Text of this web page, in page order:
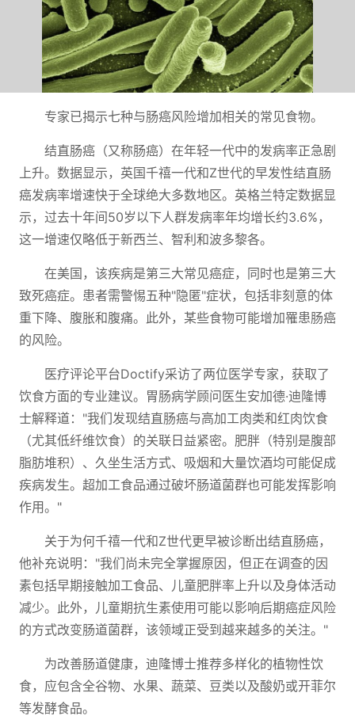
专家已揭示七种与肠癌风险增加相关的常见食物。
结直肠癌（又称肠癌）在年轻一代中的发病率正急剧
上升。数据显示，英国千禧一代和Z世代的早发性结直肠
癌发病率增速快于全球绝大多数地区。英格兰特定数据显
示，过去十年间50岁以下人群发病率年均增长约3.6%，
这一增速仅略低于新西兰、智利和波多黎各。
在美国，该疾病是第三大常见癌症，同时也是第三大
致死癌症。患者需警惕五种"隐匿"症状，包括非刻意的体
重下降、腹胀和腹痛。此外，某些食物可能增加罹患肠癌
的风险。
医疗评论平台Doctify采访了两位医学专家，获取了
饮食方面的专业建议。胃肠病学顾问医生安加德·迪隆博
士解释道："我们发现结直肠癌与高加工肉类和红肉饮食
（尤其低纤维饮食）的关联日益紧密。肥胖（特别是腹部
脂肪堆积）、久坐生活方式、吸烟和大量饮酒均可能促成
疾病发生。超加工食品通过破坏肠道菌群也可能发挥影响
作用。"
关于为何千禧一代和Z世代更早被诊断出结直肠癌，
他补充说明："我们尚未完全掌握原因，但正在调查的因
素包括早期接触加工食品、儿童肥胖率上升以及身体活动
减少。此外，儿童期抗生素使用可能以影响后期癌症风险
的方式改变肠道菌群，该领域正受到越来越多的关注。"
为改善肠道健康，迪隆博士推荐多样化的植物性饮
食，应包含全谷物、水果、蔬菜、豆类以及酸奶或开菲尔
等发酵食品。